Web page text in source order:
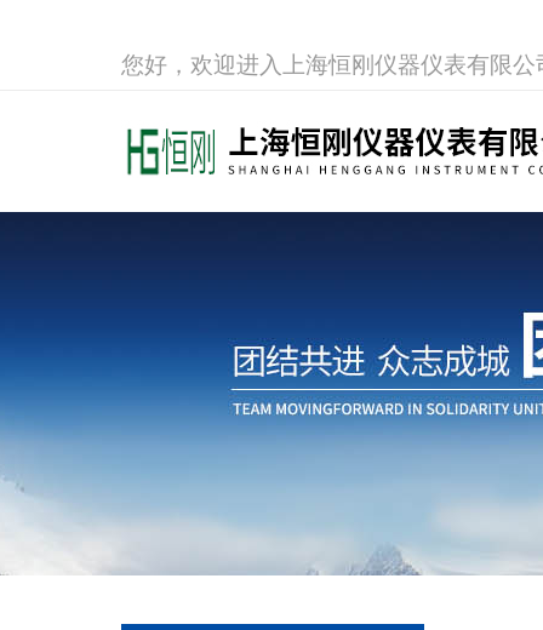
您好，欢迎进入上海恒刚仪器仪表有限公